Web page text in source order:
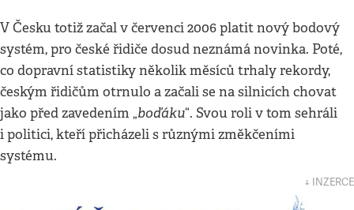
V Česku totiž začal v červenci 2006 platit nový bodový
systém, pro české řidiče dosud neznámá novinka. Poté,
co dopravní statistiky několik měsíců trhaly rekordy,
českým řidičům otrnulo a začali se na silnicích chovat
jako před zavedením „boďáku“. Svou roli v tom sehráli
i politici, kteří přicházeli s různými změkčeními
systému.
↓ INZERCE